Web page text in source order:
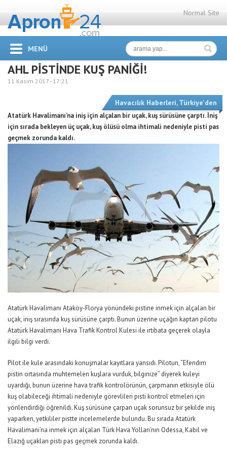
Normal Site
MENÜ
AHL PİSTİNDE KUŞ PANİĞİ!
11 Kasım 2017 - 17:21
Havacılık Haberleri,Türkiye'den
Atatürk Havalimanı’na iniş için alçalan bir uçak, kuş sürüsüne çarptı. İniş
için sırada bekleyen üç uçak, kuş ölüsü olma ihtimali nedeniyle pisti pas
geçmek zorunda kaldı.
Atatürk Havalimanı Ataköy-Florya yönündeki pistine inmek için alçalan bir
uçak, iniş sırasında kuş sürüsüne çarptı. Bunun üzerine uçağın kaptan pilotu
Atatürk Havalimanı Hava Trafik Kontrol Kulesi ile irtibata geçerek olayla
ilgili bilgi verdi.
Pilot ile kule arasındaki konuşmalar kayıtlara yansıdı. Pilotun, “Efendim
pistin ortasında muhtemelen kuşlara vurduk, bilginize” diyerek kuleyi
uyardığı, bunun üzerine hava trafik kontrolörünün, çarpmanın etkisiyle ölü
kuş olabileceği ihtimali nedeniyle görevlileri pisti kontrol etmeleri için
yönlendirdiği öğrenildi. Kuş sürüsüne çarpan uçak sorunsuz bir şekilde iniş
yaparken, yetkililer pistte incelemelerde bulundu. Bu sırada Atatürk
Havalimanı’na inmek için alçalan Türk Hava Yolları’nın Odessa, Kabil ve
Elazığ uçakları pisti pas geçmek zorunda kaldı.